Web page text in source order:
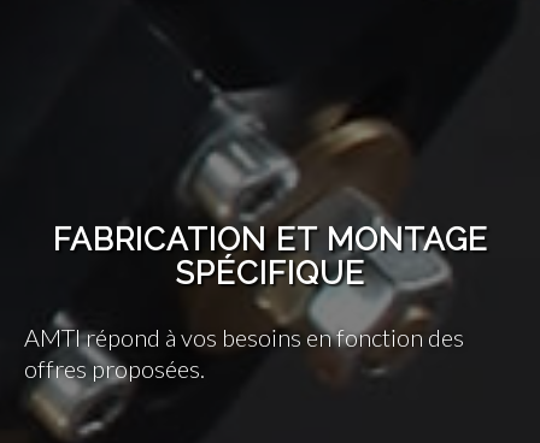
FABRICATION ET MONTAGE
SPÉCIFIQUE
AMTI répond à vos besoins en fonction des
offres proposées.